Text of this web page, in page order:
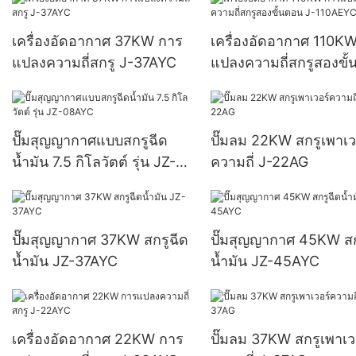
เครื่องอัดอากาศ 37KW การ
แปลงความถี่สกรู J-37AYC
เครื่องอัดอากาศ
แปลงความถี่สกรูสองขั้
ปั๊มสุญญากาศแบบสกรูฉีด
น้ำมัน 7.5 กิโลวัตต์ รุ่น JZ-
ปั๊มลม 22KW สกรูเพาเ
ความถี่ J-22AG
ปั๊มสุญญากาศ 37KW สกรูฉีด
น้ำมัน JZ-37AYC
ปั๊มสุญญากาศ 45KW
น้ำมัน JZ-45AYC
เครื่องอัดอากาศ 22KW การ
ปั๊มลม 37KW สกรูเพาเ